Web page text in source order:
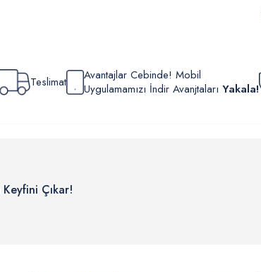
Teslimat
Avantajlar Cebinde! Mobil
Uygulamamızı İndir Avanjtaları Yakala!
Keyfini Çıkar!